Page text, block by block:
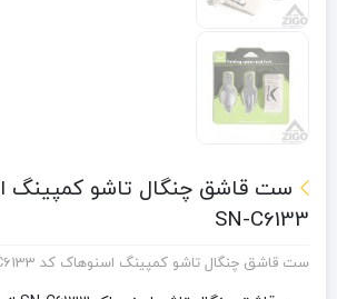
ست قاشق چنگال تاشو کمپینگ
SN-C6133
ست قاشق چنگال تاشو کمپینگ اسنوهاک کد SN-C6133